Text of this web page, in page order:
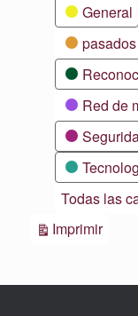
General
pasados
Red de
Todas las
ImprimirVistas